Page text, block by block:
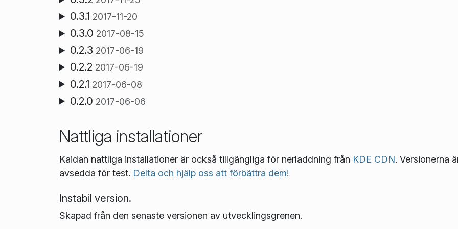
0.3.1 2017-11-20
0.3.0 2017-08-15
0.2.3 2017-06-19
0.2.2 2017-06-19
0.2.1 2017-06-08
0.2.0 2017-06-06
Nattliga installationer
Kaidan nattliga installationer är också tillgängliga för nerladdning från KDE CDN. Versionerna
avsedda för test. Delta och hjälp oss att förbättra dem!
Instabil version.
Skapad från den senaste versionen av utvecklingsgrenen.